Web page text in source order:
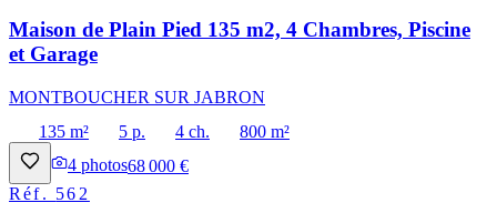
Maison de Plain Pied 135 m2, 4 Chambres, Piscine
et Garage
MONTBOUCHER SUR JABRON
135 m²
5 p. 4 ch.
800 m²
4 photos68 000 €
Réf. 562